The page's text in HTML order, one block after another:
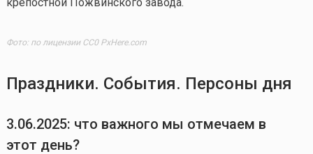
Фото: по лицензии CC0 PxHere.com
Праздники. События. Персоны дня
3.06.2025: что важного мы отмечаем в
этот день?